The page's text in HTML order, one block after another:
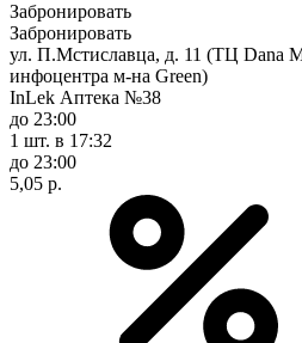
Забронировать
Забронировать
ул. П.Мстиславца, д. 11 (ТЦ Dana
инфоцентра м-на Green)
InLek Аптека №38
до 23:00
1 шт. в 17:32
до 23:00
5,05 р.